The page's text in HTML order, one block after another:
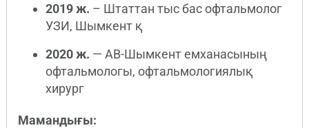
2019 ж. – Штаттан тыс бас офтальмолог
УЗИ, Шымкент қ
2020 ж. — АВ-Шымкент емханасының
офтальмологы, офтальмологиялық
хирург
Мамандығы: